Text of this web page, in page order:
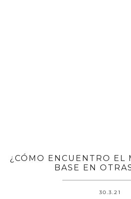
¿CÓMO ENCUENTRO
BASE EN
30.3.21